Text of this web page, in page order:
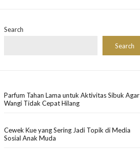
Search
Search
Parfum Tahan Lama untuk Aktivitas Sibuk Agar
Wangi Tidak Cepat Hilang
Cewek Kue yang Sering Jadi Topik di Media
Sosial Anak Muda